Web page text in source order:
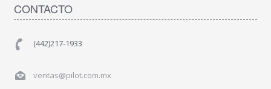
CONTACTO
(442)217-1933
ventas@pilot.com.mx